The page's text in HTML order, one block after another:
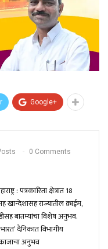
Google+
0 Comments
: पत्रकारिता क्षेत्रात 18
खान्देशासह राज्यातील क्राईम,
बातम्यांचा विशेष अनुभव.
दैनिकात विभागीय
अनुभव